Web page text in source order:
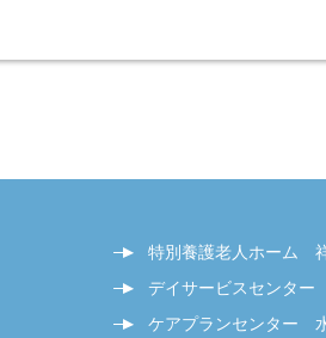
特別養護老人ホーム
デイサービスセンタ
ケアプランセンター